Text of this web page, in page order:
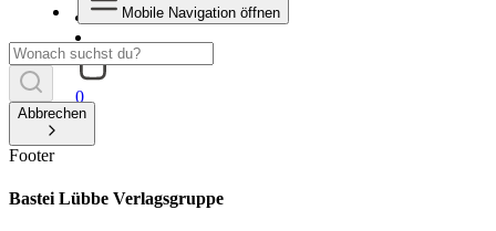
0
Mobile Navigation öffnen
Abbrechen
Footer
Bastei Lübbe Verlagsgruppe